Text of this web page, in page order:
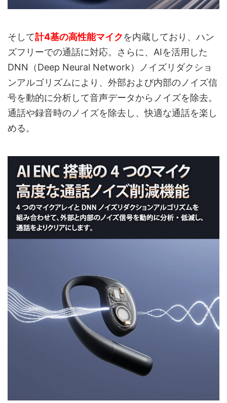
そして計4基の高性能マイクを内蔵しており、ハン
ズフリーでの通話に対応。さらに、AIを活用した
DNN（Deep Neural Network）ノイズリダクショ
ンアルゴリズムにより、外部および内部のノイズ信
号を動的に分析して音声データからノイズを除去。
通話や録音時のノイズを除去し、快適な通話を楽し
める。